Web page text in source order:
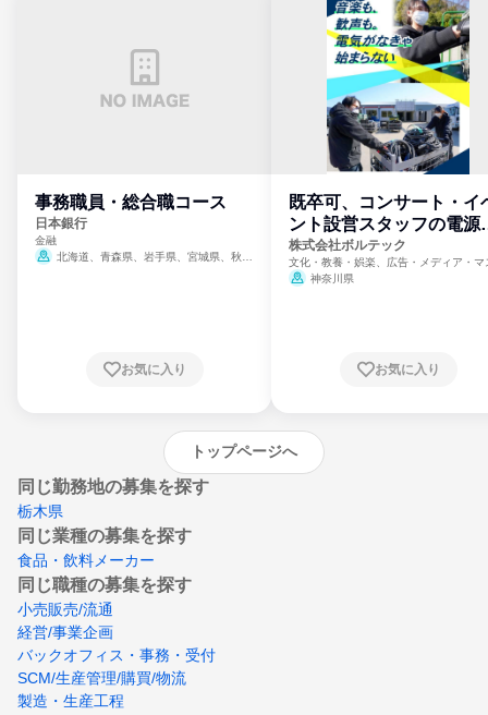
事務職員・総合職コース
日本銀行
金融
北海道、青森県、岩手県、宮城県、秋田
崎県、熊本県、大分県、宮崎県、鹿児島県、
お気に入り
既卒可、コンサート・イ
ント設営スタッフの電源
門
株式会社ボルテック
文化・教養・娯楽、広告・メディア・マ
ミ、電力・ガス・水道・エネルギー
神奈川県
お気に入り
トップページへ
同じ勤務地の募集を探す
栃木県
同じ業種の募集を探す
食品・飲料メーカー
同じ職種の募集を探す
小売販売/流通
経営/事業企画
バックオフィス・事務・受付
SCM/生産管理/購買/物流
製造・生産工程